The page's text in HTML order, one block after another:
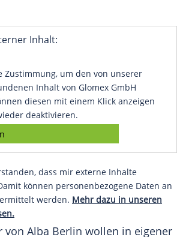
Inhalt:
Zustimmung, um den von unserer
Inhalt von Glomex GmbH
diesen mit einem Klick anzeigen
deaktivieren.
dass mir externe Inhalte
können personenbezogene Daten an
werden. Mehr dazu in unseren
von Alba Berlin wollen in eigener